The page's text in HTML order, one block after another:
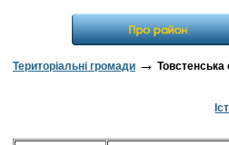
Територіальні громади →